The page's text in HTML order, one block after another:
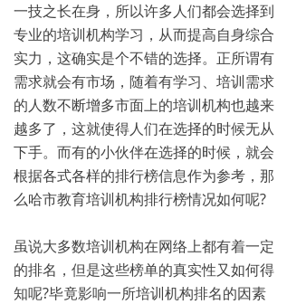
一技之长在身，所以许多人们都会选择到
专业的培训机构学习，从而提高自身综合
实力，这确实是个不错的选择。正所谓有
需求就会有市场，随着有学习、培训需求
的人数不断增多市面上的培训机构也越来
越多了，这就使得人们在选择的时候无从
下手。而有的小伙伴在选择的时候，就会
根据各式各样的排行榜信息作为参考，那
么哈市教育培训机构排行榜情况如何呢?
虽说大多数培训机构在网络上都有着一定
的排名，但是这些榜单的真实性又如何得
知呢?毕竟影响一所培训机构排名的因素